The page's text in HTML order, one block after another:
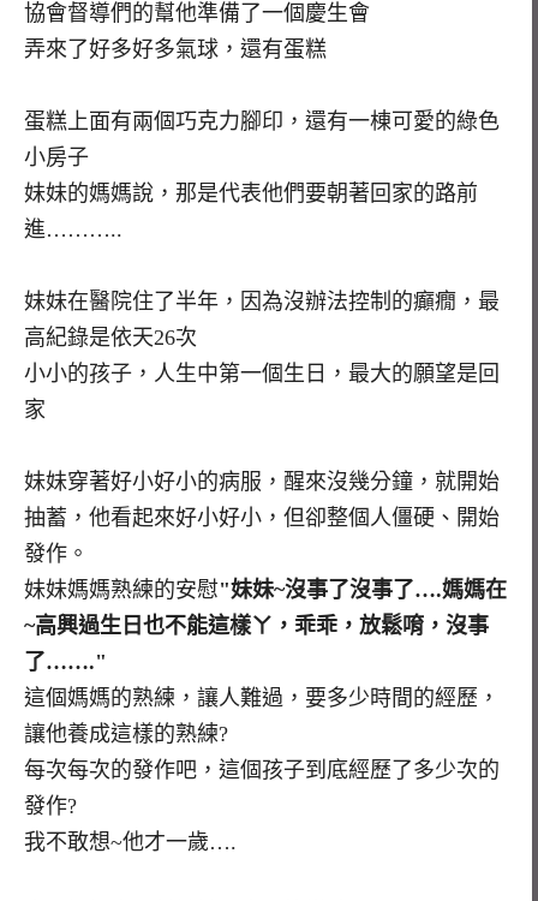
協會督導們的幫他準備了一個慶生會
弄來了好多好多氣球，還有蛋糕
蛋糕上面有兩個巧克力腳印，還有一棟可愛的綠色
小房子
妹妹的媽媽說，那是代表他們要朝著回家的路前
進………..
妹妹在醫院住了半年，因為沒辦法控制的癲癇，最
高紀錄是依天26次
小小的孩子，人生中第一個生日，最大的願望是回
家
妹妹穿著好小好小的病服，醒來沒幾分鐘，就開始
抽蓄，他看起來好小好小，但卻整個人僵硬、開始
發作。
妹妹媽媽熟練的安慰"妹妹~沒事了沒事了….媽媽在
~高興過生日也不能這樣ㄚ，乖乖，放鬆唷，沒事
了……."
這個媽媽的熟練，讓人難過，要多少時間的經歷，
讓他養成這樣的熟練?
每次每次的發作吧，這個孩子到底經歷了多少次的
發作?
我不敢想~他才一歲….